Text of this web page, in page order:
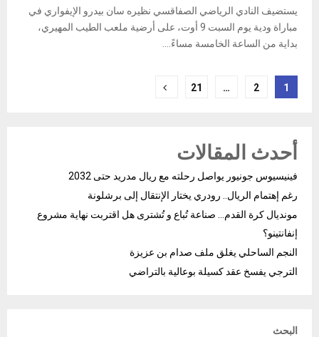
يستضيف النادي الرياضي الصفاقسي نظيره سان بيدرو الإيفواري في
مباراة ودية يوم السبت 9 أوت، على أرضية ملعب الطيب المهيري،
بداية من الساعة الخامسة مساءً....
Posts
1
2
…
21
أحدث المقالات
فينيسيوس جونيور يواصل رحلته مع ريال مدريد حتى 2032
رغم إهتمام الريال.. رودري يختار الإنتقال إلى برشلونة
مونديال كرة القدم… صناعة تُباع و تُشترى هل اقتربت نهاية مشروع
إنفانتينو؟
النجم الساحلي يغلق ملف صدام بن عزيزة
الترجي يفسخ عقد كسيلة بوعالية بالتراضي
البحث